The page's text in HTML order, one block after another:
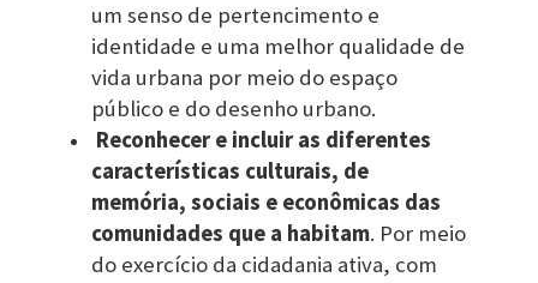
um senso de pertencimento e
identidade e uma melhor qualidade de
vida urbana por meio do espaço
público e do desenho urbano.
Reconhecer e incluir as diferentes
características culturais, de
memória, sociais e econômicas das
comunidades que a habitam. Por meio
do exercício da cidadania ativa, com